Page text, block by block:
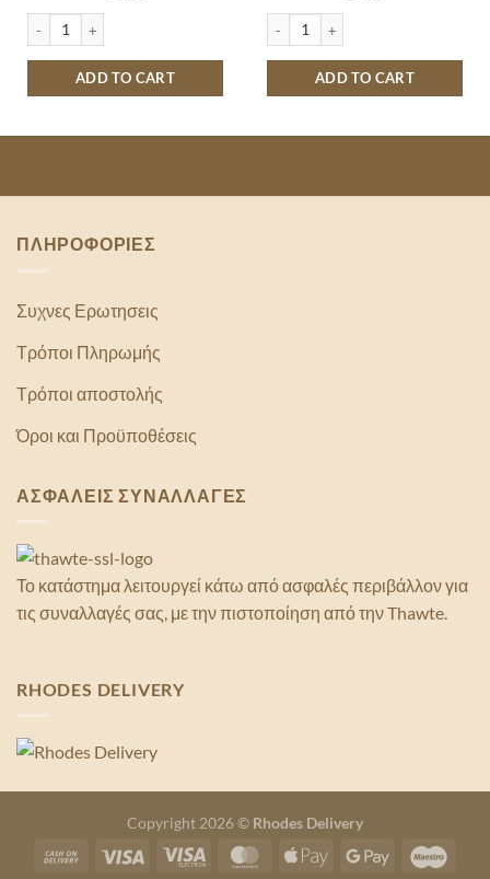
NUII SALTED CARAMEL & AUSTRALIAN MACADAMIA quantity
ADD TO CART
LACTA ΞΥΛΑΚΙ quantity
ADD TO CART
ΠΛΗΡΟΦΟΡΙΕΣ
Συχνες Ερωτησεις
Τρόποι Πληρωμής
Τρόποι αποστολής
Όροι και Προϋποθέσεις
ΑΣΦΑΛΕΙΣ ΣΥΝΑΛΛΑΓΕΣ
Το κατάστημα λειτουργεί κάτω από ασφαλές περιβάλλον για
τις συναλλαγές σας, με την πιστοποίηση από την Thawte.
RHODES DELIVERY
Copyright 2026 © Rhodes Delivery